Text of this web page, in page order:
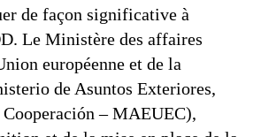
de façon significative à
Le Ministère des affaires
européenne et de la
de Asuntos Exteriores,
– MAEUEC),